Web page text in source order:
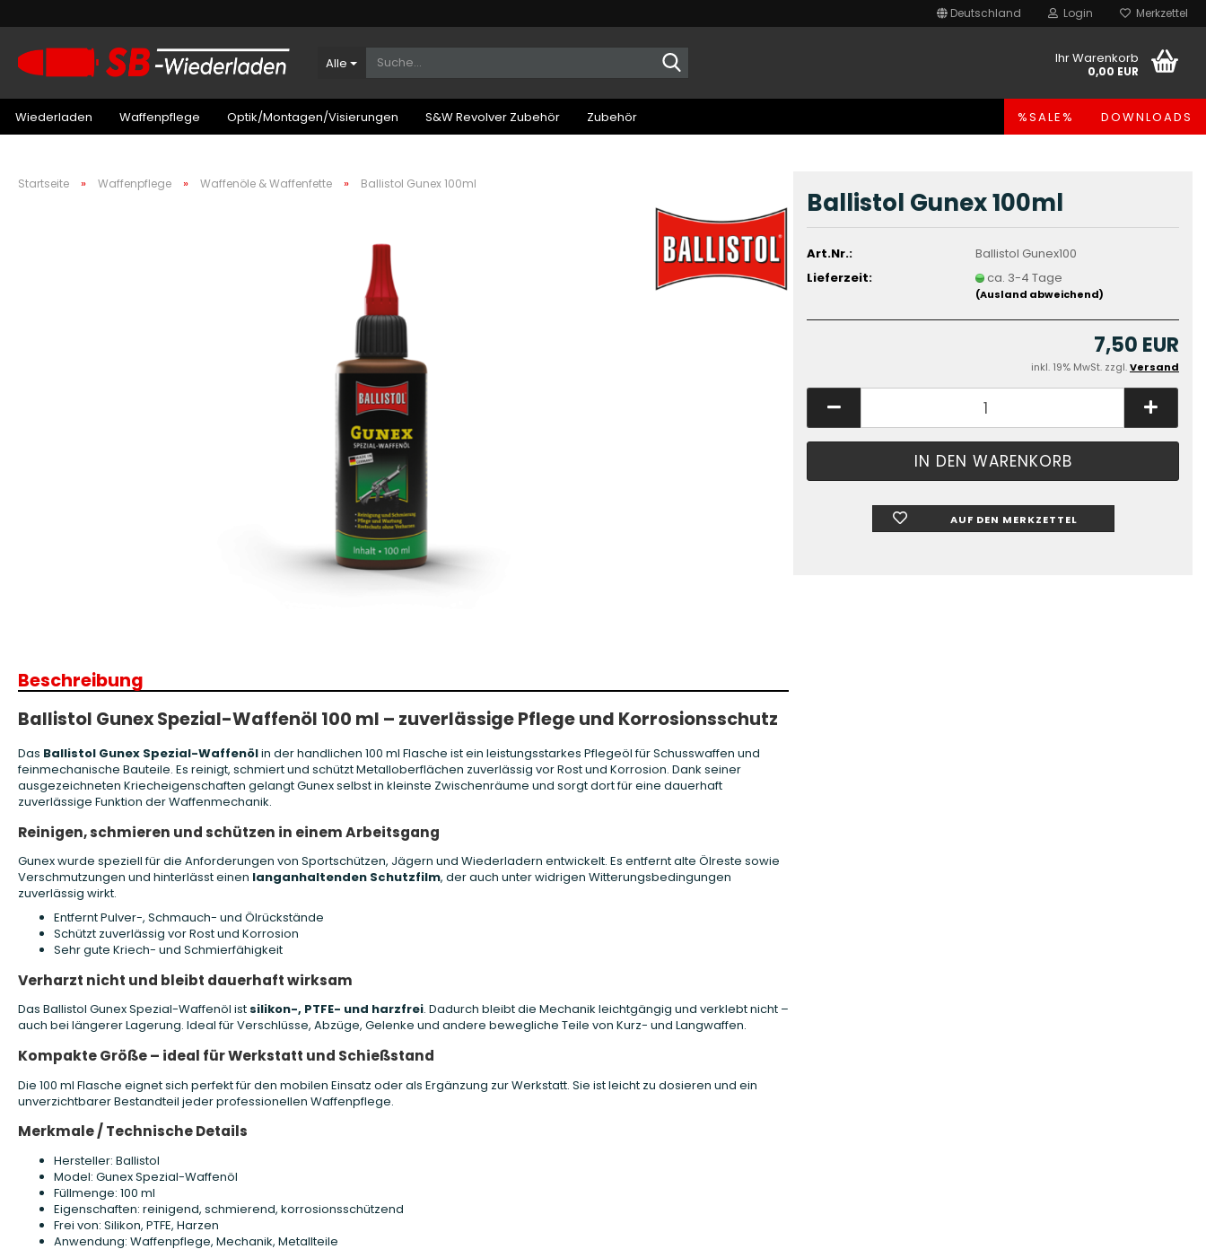
Deutschland Login Merkzettel
Alle
Suche... Ihr Warenkorb
0,00 EUR
Wiederladen
Ladepressen
Ladepressen Zubehör
Uniqutek Dillon Zubehör
Waffenpflege Optik/Montagen/Visierungen S&W Revolver Zubehör Zubehör %SALE% DOWNLOADS
Startseite » Waffenpflege » Waffenöle & Waffenfette » Ballistol Gunex 100ml
Ballistol Gunex 100ml
Art.Nr.:
Ballistol Gunex100
Lieferzeit:
ca. 3-4 Tage
(Ausland abweichend)
7,50 EUR
inkl. 19% MwSt. zzgl.Versand
AUF DEN MERKZETTEL
Beschreibung
Ballistol Gunex Spezial-Waffenöl 100 ml – zuverlässige Pflege und Korrosionsschutz
Das Ballistol Gunex Spezial-Waffenölin der handlichen 100 ml Flasche ist ein leistungsstarkes Pflegeöl für Schusswaffen und
feinmechanische Bauteile. Es reinigt, schmiert und schützt Metalloberflächen zuverlässig vor Rost und Korrosion. Dank seiner
ausgezeichneten Kriecheigenschaften gelangt Gunex selbst in kleinste Zwischenräume und sorgt dort für eine dauerhaft
zuverlässige Funktion der Waffenmechanik.
Reinigen, schmieren und schützen in einem Arbeitsgang
Gunex wurde speziell für die Anforderungen von Sportschützen, Jägern und Wiederladern entwickelt. Es entfernt alte Ölreste sowie
Verschmutzungen und hinterlässt einen langanhaltenden Schutzfilm, der auch unter widrigen Witterungsbedingungen
zuverlässig wirkt.
Entfernt Pulver-, Schmauch- und Ölrückstände
Schützt zuverlässig vor Rost und Korrosion
Sehr gute Kriech- und Schmierfähigkeit
Verharzt nicht und bleibt dauerhaft wirksam
Das Ballistol Gunex Spezial-Waffenöl ist silikon-, PTFE- und harzfrei. Dadurch bleibt die Mechanik leichtgängig und verklebt nicht –
auch bei längerer Lagerung. Ideal für Verschlüsse, Abzüge, Gelenke und andere bewegliche Teile von Kurz- und Langwaffen.
Kompakte Größe – ideal für Werkstatt und Schießstand
Die 100 ml Flasche eignet sich perfekt für den mobilen Einsatz oder als Ergänzung zur Werkstatt. Sie ist leicht zu dosieren und ein
unverzichtbarer Bestandteil jeder professionellen Waffenpflege.
Merkmale / Technische Details
Hersteller: Ballistol
Model: Gunex Spezial-Waffenöl
Füllmenge: 100 ml
Eigenschaften: reinigend, schmierend, korrosionsschützend
Frei von: Silikon, PTFE, Harzen
Anwendung: Waffenpflege, Mechanik, Metallteile